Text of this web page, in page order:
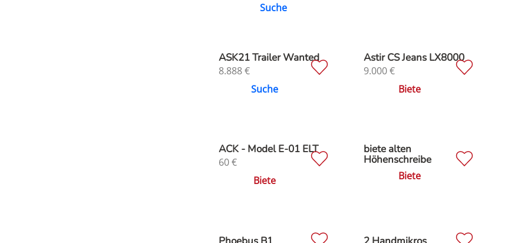
Suche
ASK21 Trailer Wanted
8.888€
Suche
Astir CS Jeans LX8000
9.000€
Biete
ACK - Model E-01 ELT
60€
Biete
biete alten
Höhenschreibe
Biete